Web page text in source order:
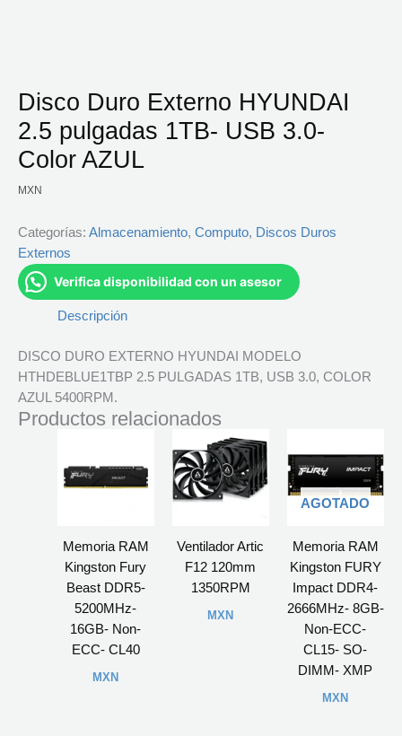
Disco Duro Externo HYUNDAI
2.5 pulgadas 1TB- USB 3.0-
Color AZUL
MXN
Categorías: Almacenamiento, Computo, Discos Duros
Externos
Verifica disponibilidad con un asesor
Descripción
DISCO DURO EXTERNO HYUNDAI MODELO
HTHDEBLUE1TBP 2.5 PULGADAS 1TB, USB 3.0, COLOR
AZUL 5400RPM.
Productos relacionados
Memoria RAM
Kingston Fury
Beast DDR5-
5200MHz-
16GB- Non-
ECC- CL40
MXN
Ventilador Artic
F12 120mm
1350RPM
MXN
AGOTADO
Memoria RAM
Kingston FURY
Impact DDR4-
2666MHz- 8GB-
Non-ECC-
CL15- SO-
DIMM- XMP
MXN